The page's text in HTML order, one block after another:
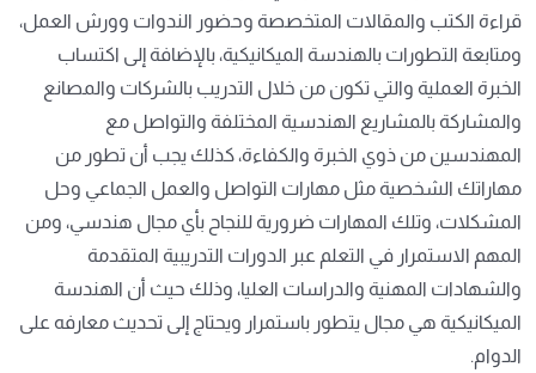
قراءة الكتب والمقالات المتخصصة وحضور الندوات وورش العمل،
ومتابعة التطورات بالهندسة الميكانيكية، بالإضافة إلى اكتساب
الخبرة العملية والتي تكون من خلال التدريب بالشركات والمصانع
والمشاركة بالمشاريع الهندسية المختلفة والتواصل مع
المهندسين من ذوي الخبرة والكفاءة، كذلك يجب أن تطور من
مهاراتك الشخصية مثل مهارات التواصل والعمل الجماعي وحل
المشكلات، وتلك المهارات ضرورية للنجاح بأي مجال هندسي، ومن
المهم الاستمرار في التعلم عبر الدورات التدريبية المتقدمة
والشهادات المهنية والدراسات العليا، وذلك حيث أن الهندسة
الميكانيكية هي مجال يتطور باستمرار ويحتاج إلى تحديث معارفه على
الدوام.